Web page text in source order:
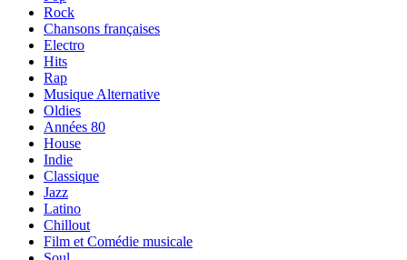
Rock
Chansons françaises
Electro
Hits
Rap
Musique Alternative
Oldies
Années 80
House
Indie
Classique
Jazz
Latino
Chillout
Film et Comédie musicale